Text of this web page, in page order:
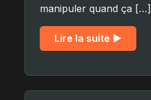
manipuler quand ça […]
Lire la suite ▶︎